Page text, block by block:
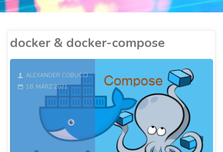
docker & docker-compose
ALEXANDER COBUCCI
18. MÄRZ 2021